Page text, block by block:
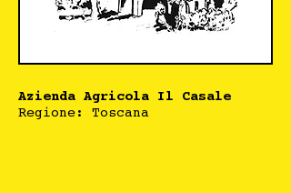
Azienda Agricola Il Casale
Regione: Toscana